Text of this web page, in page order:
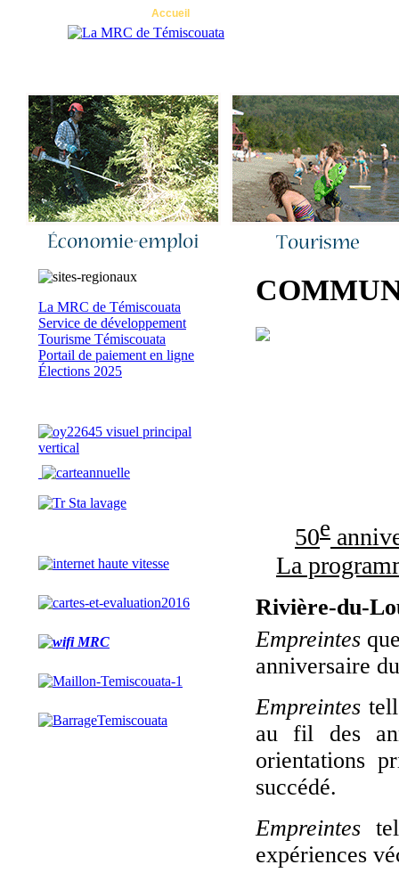
Accueil
La MRC de Témiscouata
Service de développement
Tourisme Témiscouata
Portail de paiement en ligne
Élections 2025
50e
La
Rivière-du-
Empreintes
anniversaire
Empreintes
au fil des
orientations
succédé.
Empreintes
expériences